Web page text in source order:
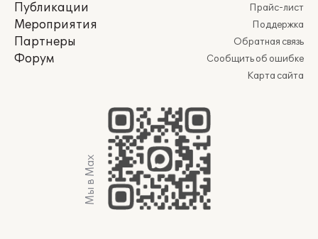
Публикации
Мероприятия
Партнеры
Форум
Прайс-лист
Поддержка
Обратная связь
Сообщить об ошибке
Карта сайта
Мы в Max